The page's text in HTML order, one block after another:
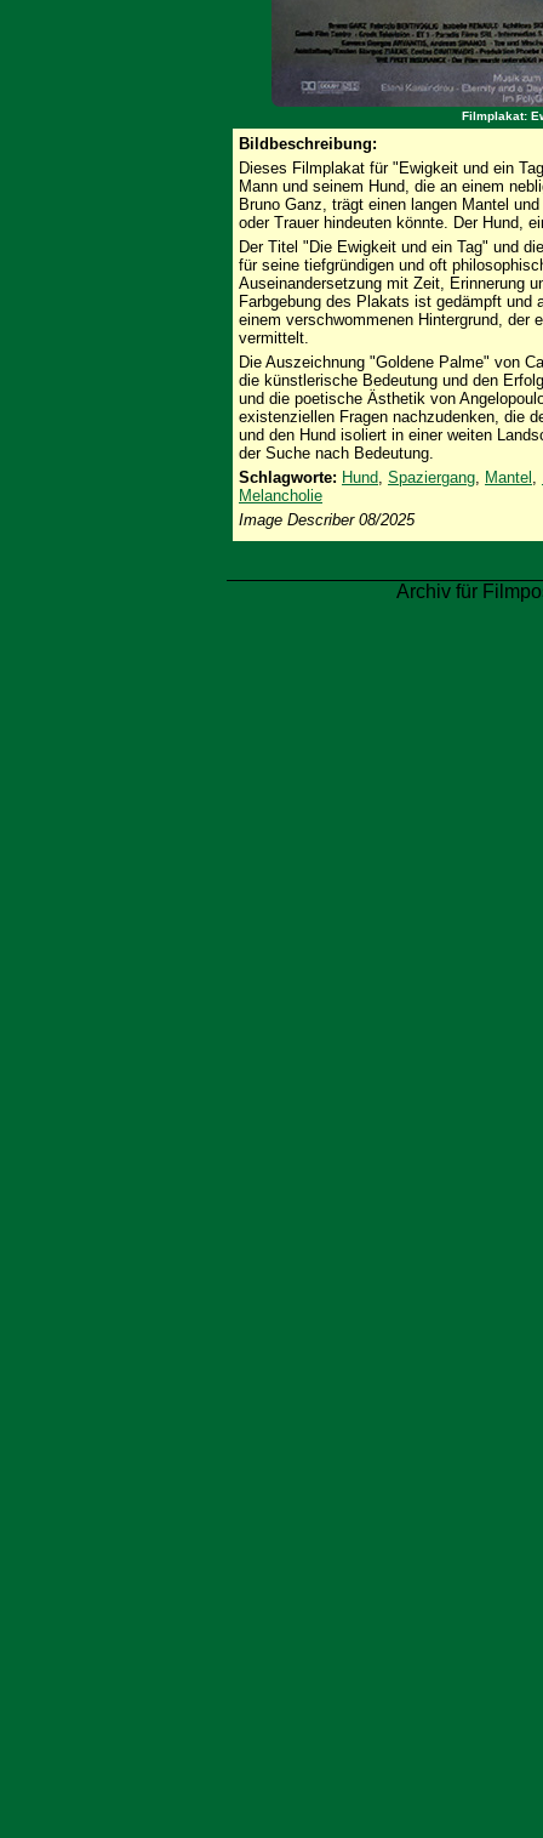
Filmplakat:
Bildbeschreibung:
Dieses Filmplakat für "Ewigkeit und ein
Mann und seinem Hund, die an einem
Bruno Ganz, trägt einen langen Mantel
oder Trauer hindeuten könnte. Der Hund,
Der Titel "Die Ewigkeit und ein Tag" und
für seine tiefgründigen und oft
Auseinandersetzung mit Zeit, Erinnerung
Farbgebung des Plakats ist gedämpft
einem verschwommenen Hintergrund, der
vermittelt.
Die Auszeichnung "Goldene Palme" von
die künstlerische Bedeutung und den
und die poetische Ästhetik von
existenziellen Fragen nachzudenken, die
und den Hund isoliert in einer weiten
der Suche nach Bedeutung.
Schlagworte: Hund, Spaziergang, Mantel ,
Melancholie
Image Describer 08/2025
Archiv für